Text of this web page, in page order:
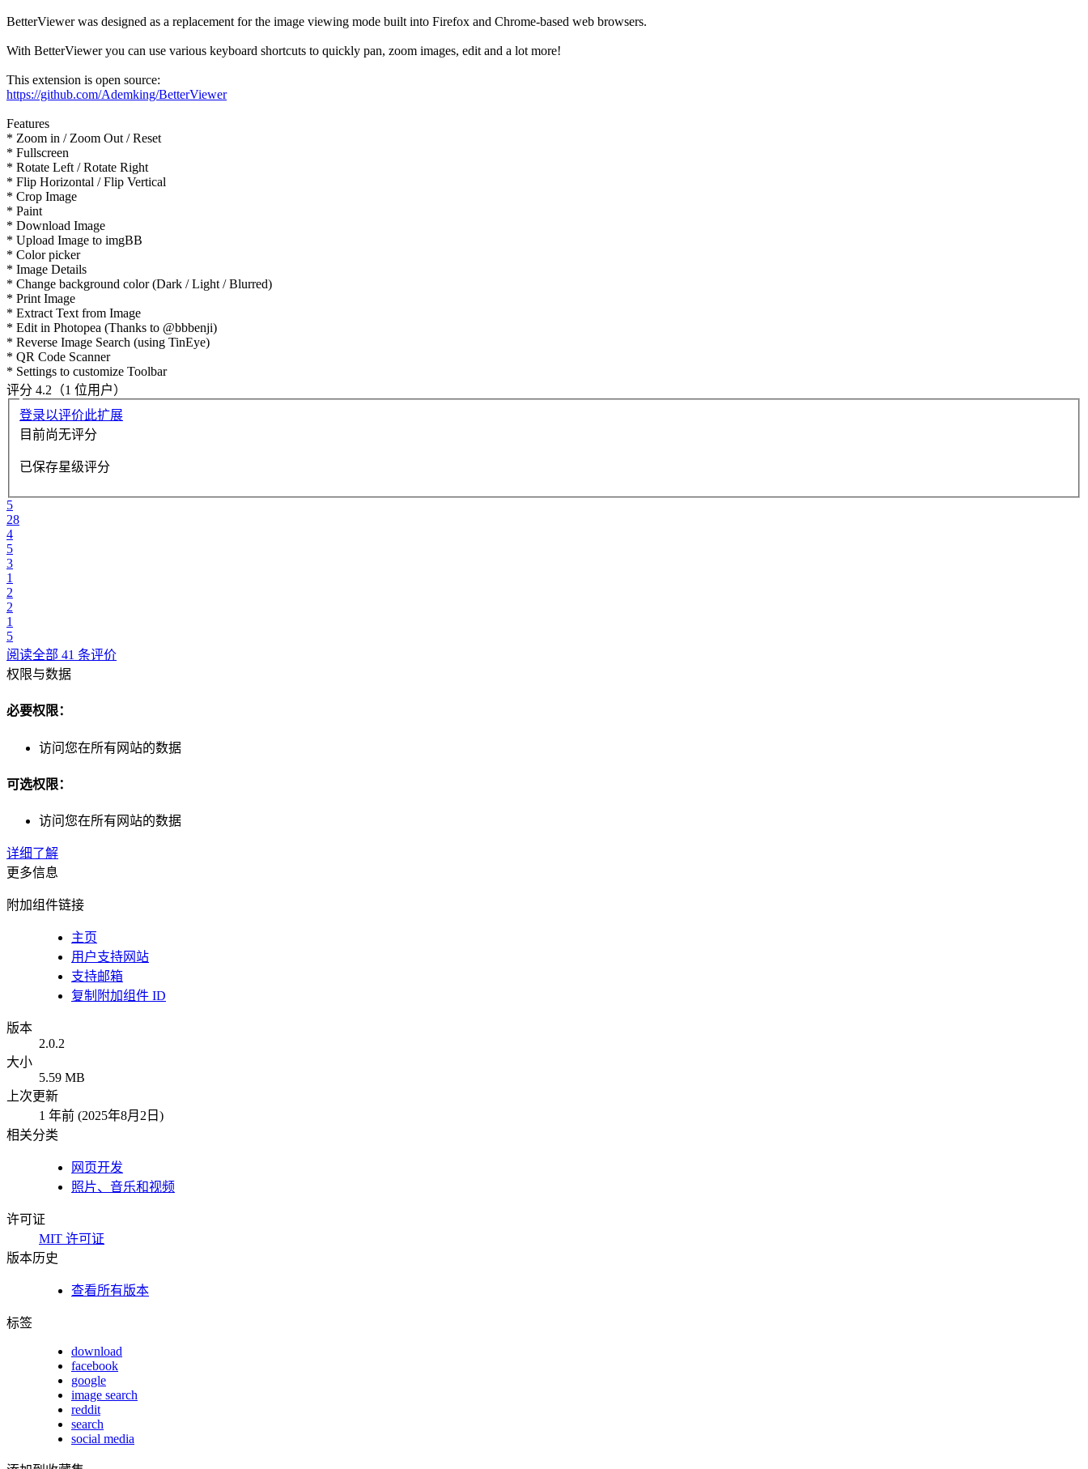
BetterViewer was designed as a replacement for the image viewing mode built into Firefox and Chrome-based web browsers.
With BetterViewer you can use various keyboard shortcuts to quickly pan, zoom images, edit and a lot more!
This extension is open source:
https://github.com/Ademking/BetterViewer
Features
* Zoom in / Zoom Out / Reset
* Fullscreen
* Rotate Left / Rotate Right
* Flip Horizontal / Flip Vertical
* Crop Image
* Paint
* Download Image
* Upload Image to imgBB
* Color picker
* Image Details
* Change background color (Dark / Light / Blurred)
* Print Image
* Extract Text from Image
* Edit in Photopea (Thanks to @bbbenji)
* Reverse Image Search (using TinEye)
* QR Code Scanner
* Settings to customize Toolbar
评分 4.2（1 位用户）
登录以评价此扩展
目前尚无评分
已保存星级评分
5
28
4
5
3
1
2
2
1
5
阅读全部 41 条评价
权限与数据
必要权限：
访问您在所有网站的数据
可选权限：
访问您在所有网站的数据
详细了解
更多信息
附加组件链接
主页
用户支持网站
支持邮箱
复制附加组件 ID
版本
2.0.2
大小
5.59 MB
上次更新
1 年前 (2025年8月2日)
相关分类
网页开发
照片、音乐和视频
许可证
MIT 许可证
版本历史
查看所有版本
标签
download
facebook
google
image search
reddit
search
social media